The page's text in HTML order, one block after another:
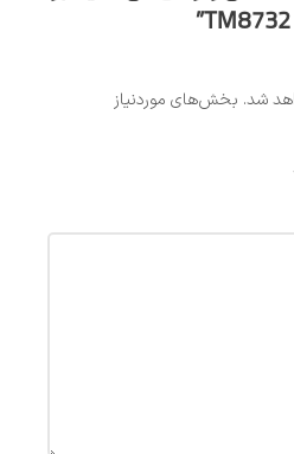
شد. بخش‌های موردنیاز